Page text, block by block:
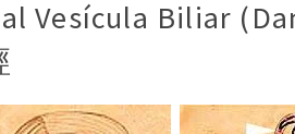
Vesícula Biliar